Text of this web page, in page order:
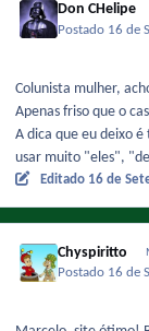
Don CHelipe
Postado 16 de
Colunista mulher,
Apenas friso que o
A dica que eu deixo
usar muito "eles",
Editado 16 de
Chyspiritto
Postado 16 de